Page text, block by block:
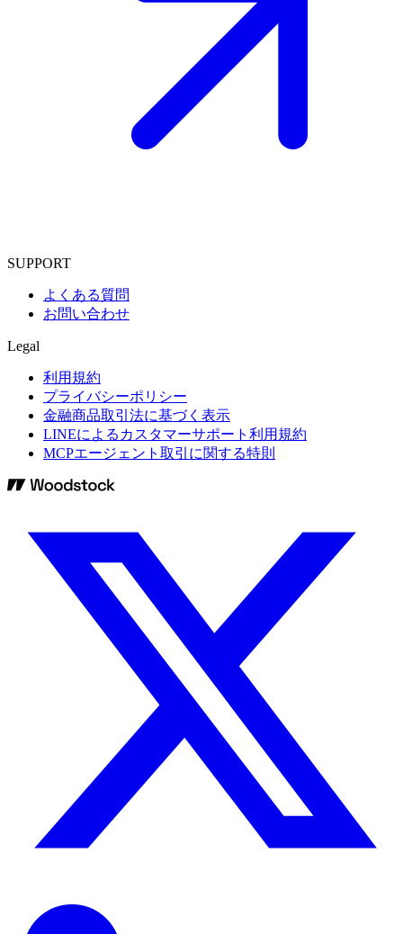
SUPPORT
よくある質問
お問い合わせ
Legal
利用規約
プライバシーポリシー
金融商品取引法に基づく表示
LINEによるカスタマーサポート利用規約
MCPエージェント取引に関する特則